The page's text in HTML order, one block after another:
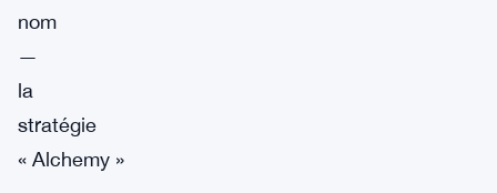
nom
—
la
stratégie
« Alchemy »